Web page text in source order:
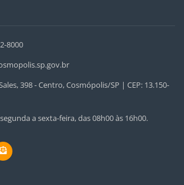
8000
398 - Centro, Cosmópolis/SP | CEP: 13.150-
a sexta-feira, das 08h00 às 16h00.